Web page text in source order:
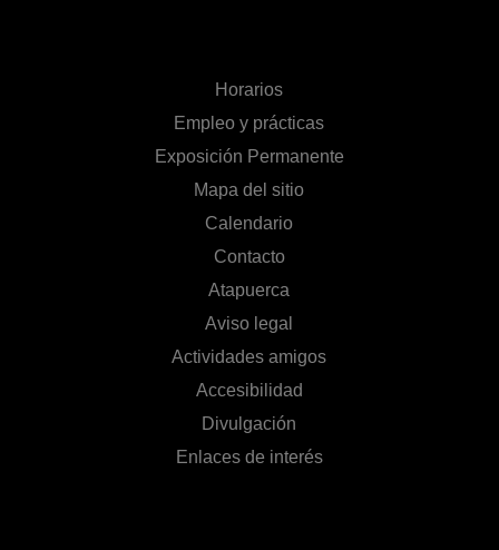
Horarios
Empleo y prácticas
Exposición Permanente
Mapa del sitio
Calendario
Contacto
Atapuerca
Aviso legal
Actividades amigos
Accesibilidad
Divulgación
Enlaces de interés